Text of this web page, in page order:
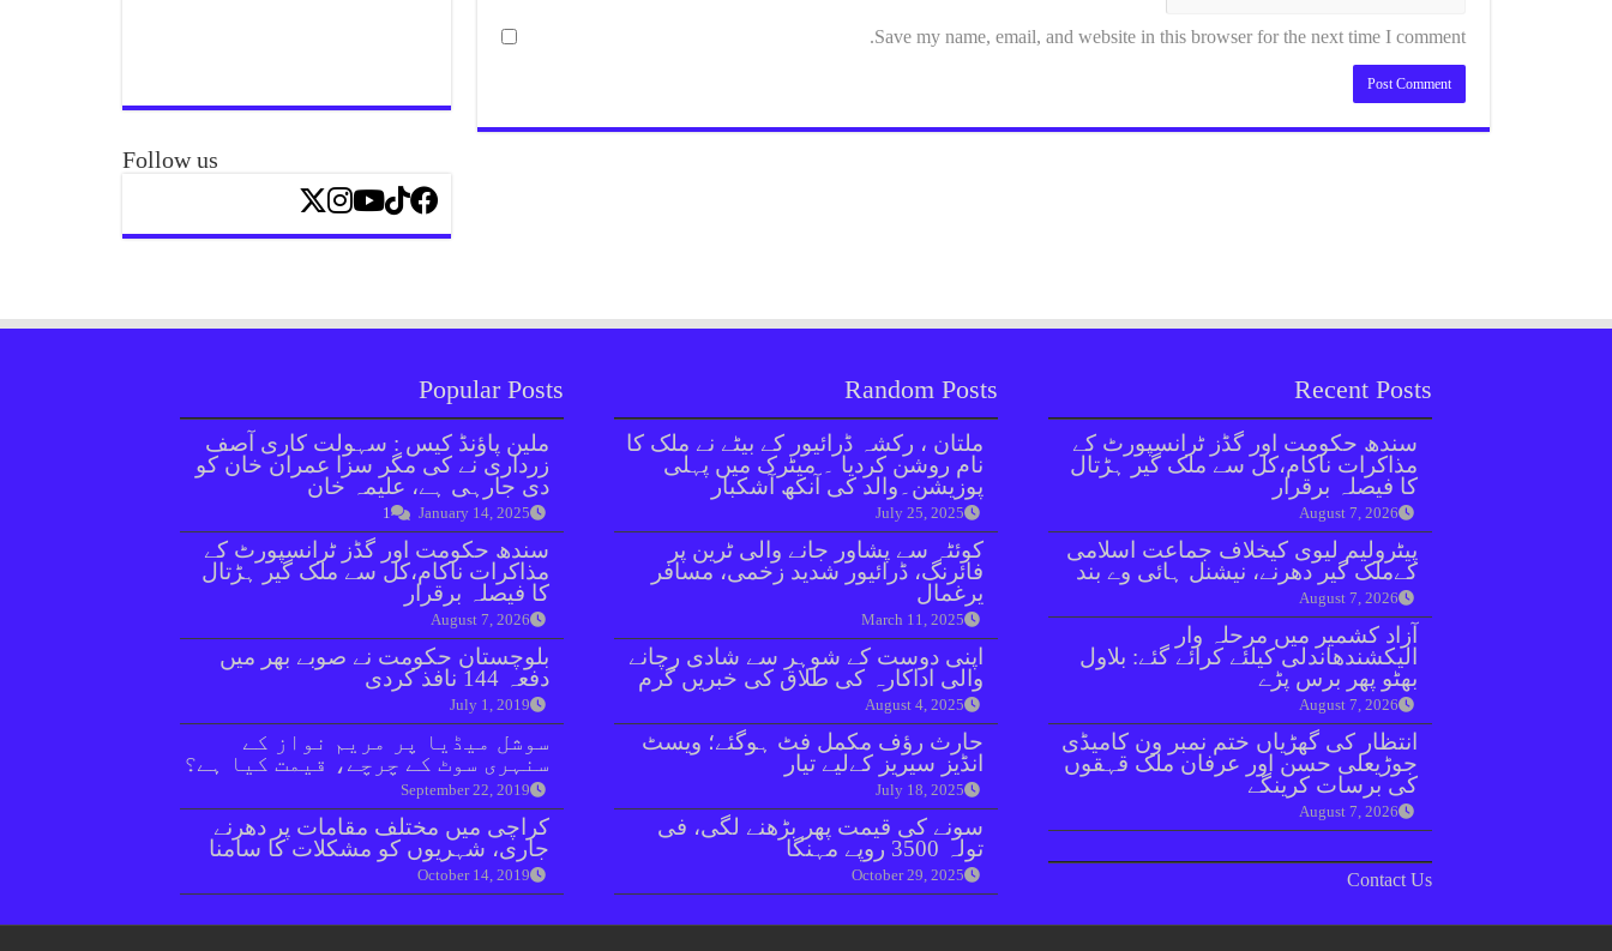
Save my name, email, and website in this browser for the next time I comment.
Follow us
Popular Posts
ملین پاؤنڈ کیس : سہولت کاری آصف
زرداری نے کی مگر سزا عمران خان کو
دی جارہی ہے، علیمہ خان
January 14, 2025
1
سندھ حکومت اور گڈز ٹرانسپورٹ کے
مذاکرات ناکام،کل سے ملک گیر ہڑتال
کا فیصلہ برقرار
August 7, 2026
بلوچستان حکومت نے صوبے بھر میں
دفعہ 144 نافذ کردی
July 1, 2019
سوشل میڈیا پر مریم نواز کے
سنہری سوٹ کے چرچے، قیمت کیا ہے؟
September 22, 2019
کراچی میں مختلف مقامات پر دھرنے
جاری، شہریوں کو مشکلات کا سامنا
October 14, 2019
Random Posts
ملتان ، رکشہ ڈرائیور کے بیٹے نے ملک کا
نام روشن کردیا ۔ میٹرک میں پہلی
پوزیشن۔والد کی آنکھ آشکبار
July 25, 2025
کوئٹہ سے پشاور جانے والی ٹرین پر
فائرنگ، ڈرائیور شدید زخمی، مسافر
یرغمال
March 11, 2025
اپنی دوست کے شوہر سے شادی رچانے
والی اداکارہ کی طلاق کی خبریں گرم
August 4, 2025
حارث رؤف مکمل فٹ ہوگئے؛ ویسٹ
انڈیز سیریز کےلیے تیار
July 18, 2025
سونے کی قیمت پھر بڑھنے لگی، فی
تولہ 3500 روپے مہنگا
October 29, 2025
Recent Posts
سندھ حکومت اور گڈز ٹرانسپورٹ کے
مذاکرات ناکام،کل سے ملک گیر ہڑتال
کا فیصلہ برقرار
August 7, 2026
پیٹرولیم لیوی کیخلاف جماعت اسلامی
کےملک گیر دھرنے، نیشنل ہائی وے بند
August 7, 2026
آزاد کشمیر میں مرحلہ وار
الیکشندھاندلی کیلئے کرائے گئے: بلاول
بھٹو پھر برس پڑے
August 7, 2026
انتظار کی گھڑیاں ختم نمبر ون کامیڈی
جوڑیعلی حسن اور عرفان ملک قہقوں
کی برسات کرینگے
August 7, 2026
Contact Us